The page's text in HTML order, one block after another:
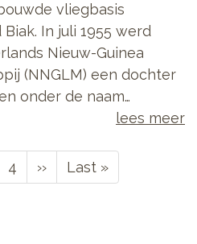
vliegbasis
In juli 1955 werd
Nieuw-Guinea
(NNGLM) een dochter
onder de naam…
lees meer
Page
4
Volgende
pagina
››
Laatste
pagina
Last »